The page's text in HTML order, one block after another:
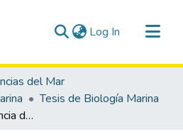
Log In (current)
del Mar
Tesis de Biología Marina
Distribución y abundancia de macroinvertebrados marinos en la zona intermareal rocosa de la playa La Caleta y Chuyuipe.